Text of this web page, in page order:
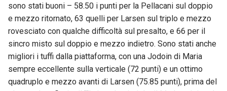
sono stati buoni – 58.50 i punti per la Pellacani sul doppio
e mezzo ritornato, 63 quelli per Larsen sul triplo e mezzo
rovesciato con qualche difficoltà sul presalto, e 66 per il
sincro misto sul doppio e mezzo indietro. Sono stati anche
migliori i tuffi dalla piattaforma, con una Jodoin di Maria
sempre eccellente sulla verticale (72 punti) e un ottimo
quadruplo e mezzo avanti di Larsen (75.85 punti), prima del